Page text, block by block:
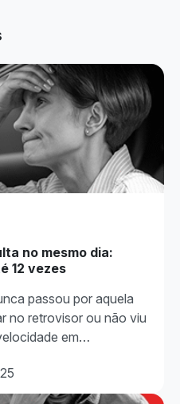
no mesmo dia:
12 vezes
passou por aquela
no retrovisor ou não viu
em…